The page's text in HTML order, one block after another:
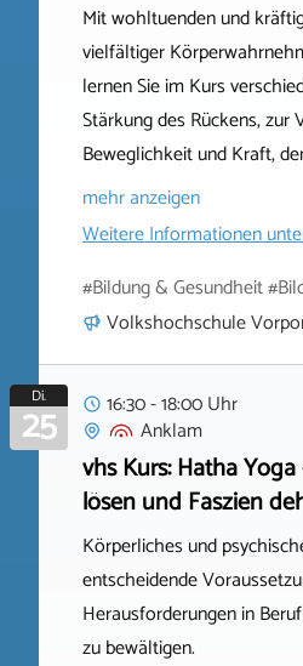
Mit wohltuenden und
vielfältiger
lernen Sie im Kurs
Stärkung des Rückens, zur
Beweglichkeit und Kraft,
mehr anzeigen
Weitere Informationen
#Bildung & Gesundheit
Volkshochschule
Di.
25
16:30 - 18:00 Uhr
Anklam
vhs Kurs: Hatha
lösen und Faszien
Körperliches und
entscheidende
Herausforderungen in
zu bewältigen.